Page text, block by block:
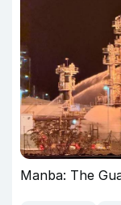
Manba: The